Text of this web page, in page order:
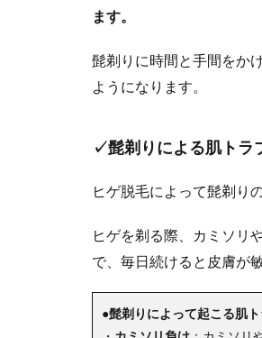
ます。
髭剃りに時間と手間をか
ようになります。
✓髭剃りによる肌トラ
ヒゲ脱毛によって髭剃り
ヒゲを剃る際、カミソリ
で、毎日続けると皮膚が
●髭剃りによって起こる肌